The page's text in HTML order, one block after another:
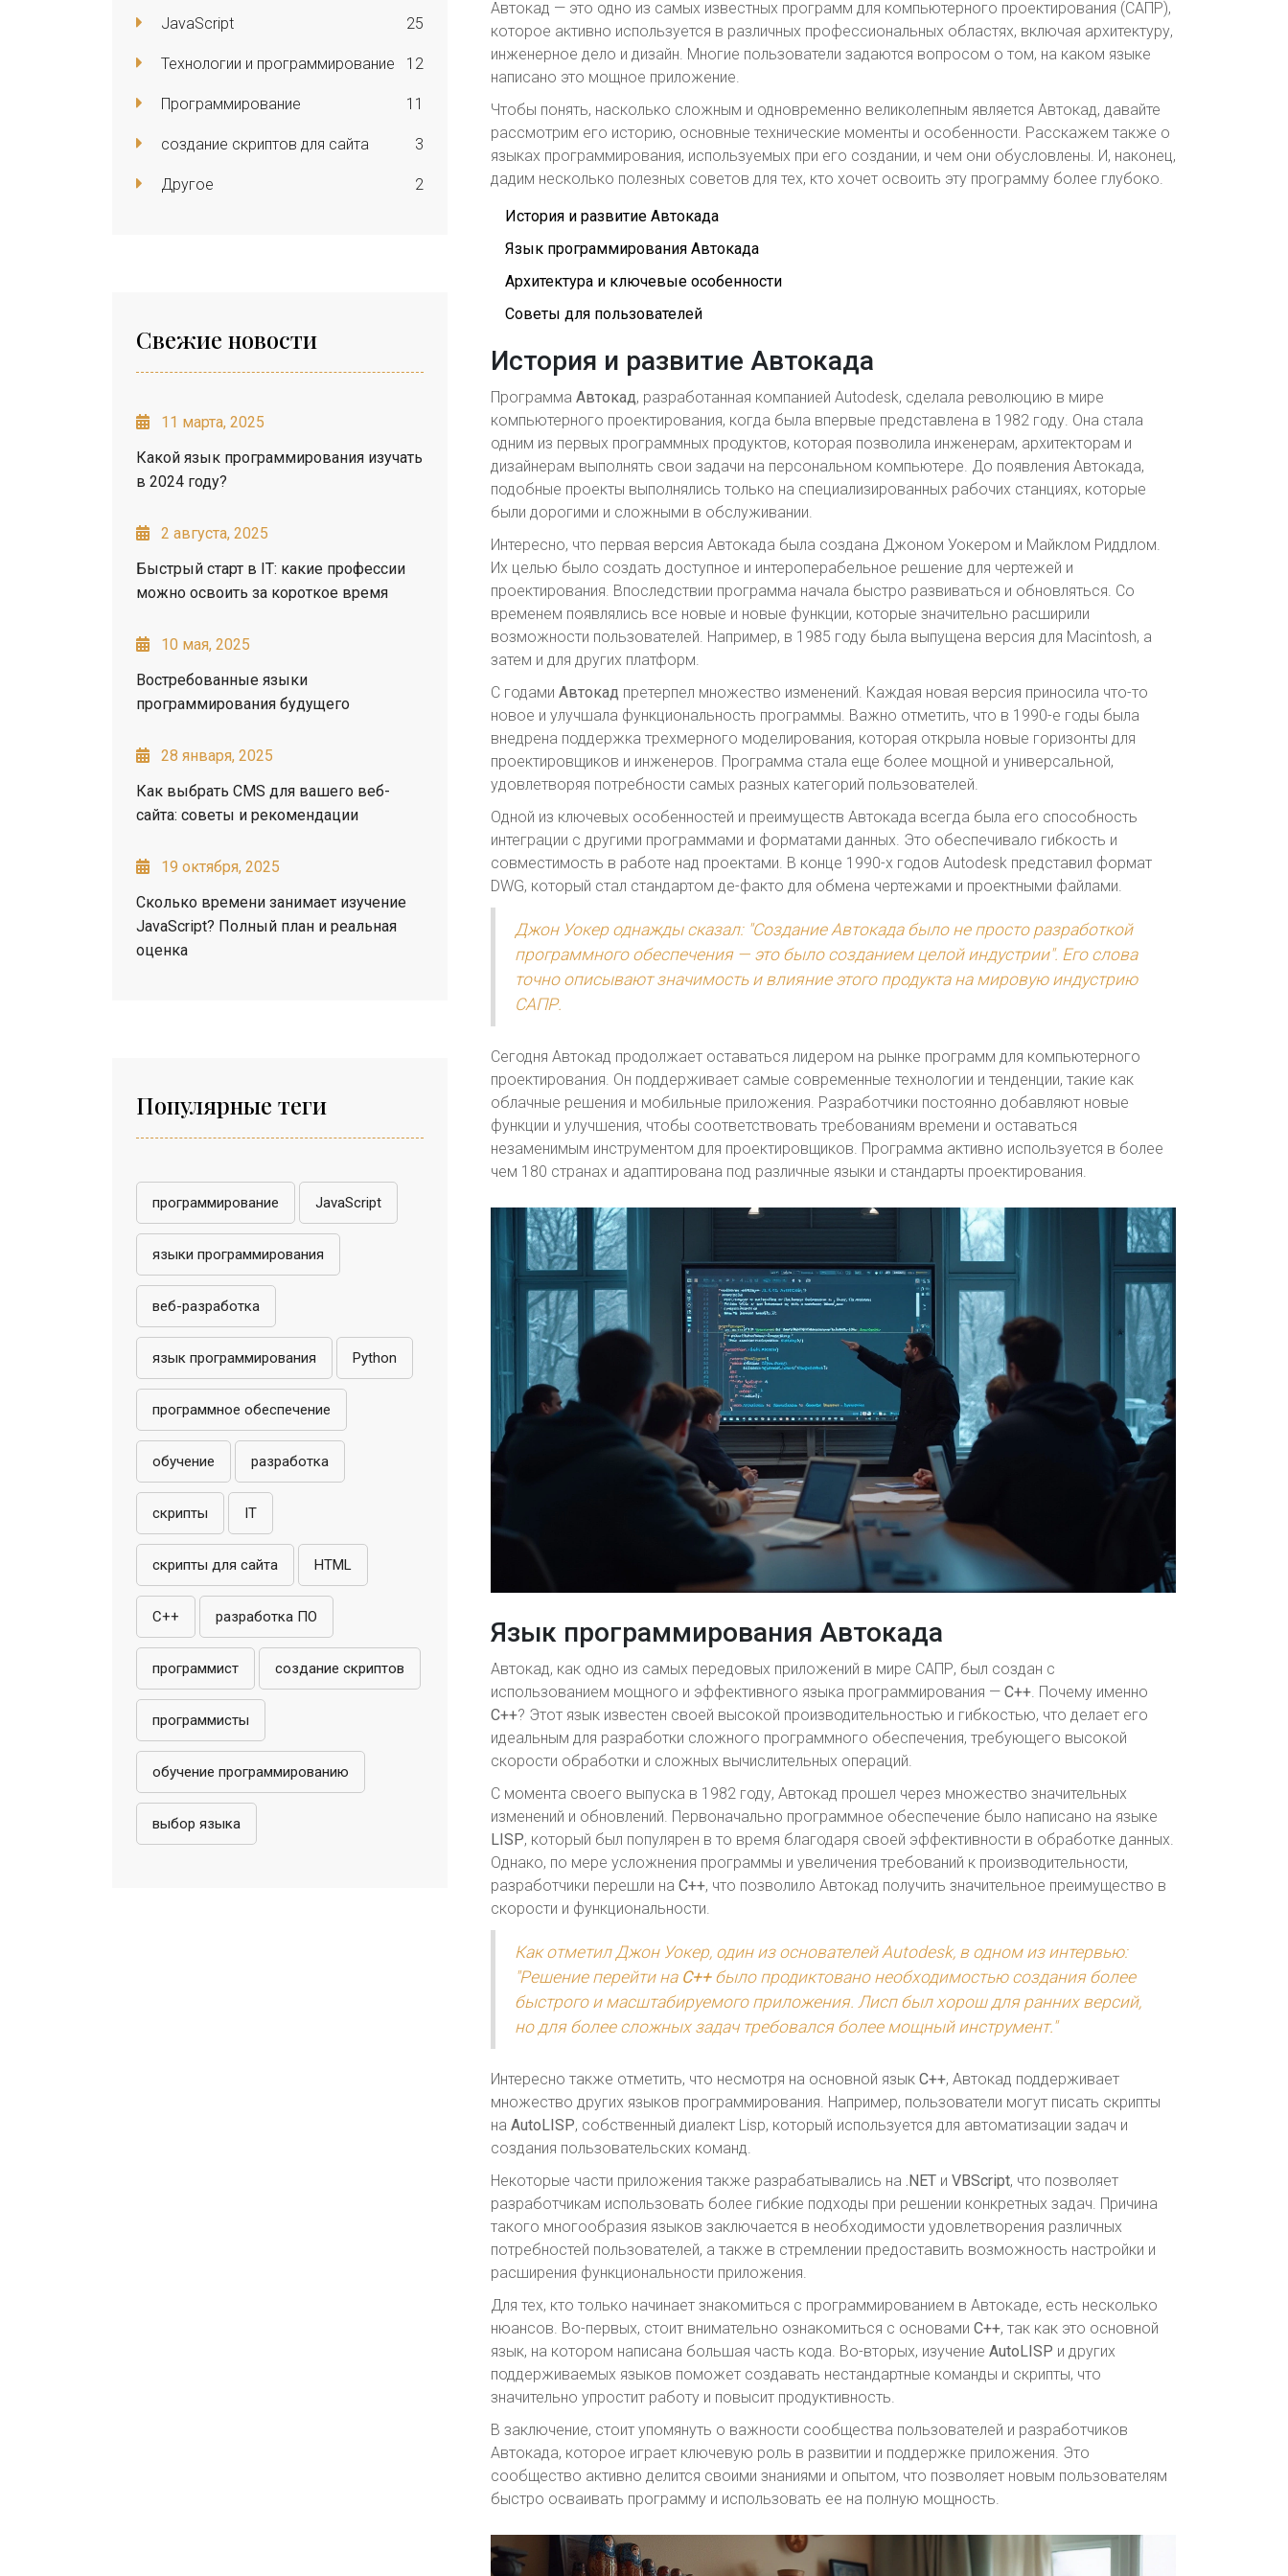
JavaScript 25
Технологии и программирование 12
Программирование 11
создание скриптов для сайта 3
Другое 2
Свежие новости
11 марта, 2025
Какой язык программирования изучать
в 2024 году?
2 августа, 2025
Быстрый старт в IT: какие профессии
можно освоить за короткое время
10 мая, 2025
Востребованные языки
программирования будущего
28 января, 2025
Как выбрать CMS для вашего веб-
сайта: советы и рекомендации
19 октября, 2025
Сколько времени занимает изучение
JavaScript? Полный план и реальная
оценка
Популярные теги
программирование JavaScript
языки программирования
веб-разработка
язык программирования Python
программное обеспечение
обучение разработка
скрипты IT
скрипты для сайта HTML
C++ разработка ПО
программист создание скриптов
программисты
обучение программированию
выбор языка
Автокад — это одно из самых известных программ для компьютерного проектирования (САПР),
которое активно используется в различных профессиональных областях, включая архитектуру,
инженерное дело и дизайн. Многие пользователи задаются вопросом о том, на каком языке
написано это мощное приложение.
Чтобы понять, насколько сложным и одновременно великолепным является Автокад, давайте
рассмотрим его историю, основные технические моменты и особенности. Расскажем также о
языках программирования, используемых при его создании, и чем они обусловлены. И, наконец,
дадим несколько полезных советов для тех, кто хочет освоить эту программу более глубоко.
История и развитие Автокада
Язык программирования Автокада
Архитектура и ключевые особенности
Советы для пользователей
История и развитие Автокада
Программа Автокад, разработанная компанией Autodesk, сделала революцию в мире
компьютерного проектирования, когда была впервые представлена в 1982 году. Она стала
одним из первых программных продуктов, которая позволила инженерам, архитекторам и
дизайнерам выполнять свои задачи на персональном компьютере. До появления Автокада,
подобные проекты выполнялись только на специализированных рабочих станциях, которые
были дорогими и сложными в обслуживании.
Интересно, что первая версия Автокада была создана Джоном Уокером и Майклом Риддлом.
Их целью было создать доступное и интероперабельное решение для чертежей и
проектирования. Впоследствии программа начала быстро развиваться и обновляться. Со
временем появлялись все новые и новые функции, которые значительно расширили
возможности пользователей. Например, в 1985 году была выпущена версия для Macintosh, а
затем и для других платформ.
С годами Автокад претерпел множество изменений. Каждая новая версия приносила что-то
новое и улучшала функциональность программы. Важно отметить, что в 1990-е годы была
внедрена поддержка трехмерного моделирования, которая открыла новые горизонты для
проектировщиков и инженеров. Программа стала еще более мощной и универсальной,
удовлетворяя потребности самых разных категорий пользователей.
Одной из ключевых особенностей и преимуществ Автокада всегда была его способность
интеграции с другими программами и форматами данных. Это обеспечивало гибкость и
совместимость в работе над проектами. В конце 1990-х годов Autodesk представил формат
DWG, который стал стандартом де-факто для обмена чертежами и проектными файлами.
Джон Уокер однажды сказал: "Создание Автокада было не просто разработкой
программного обеспечения — это было созданием целой индустрии". Его слова
точно описывают значимость и влияние этого продукта на мировую индустрию
САПР.
Сегодня Автокад продолжает оставаться лидером на рынке программ для компьютерного
проектирования. Он поддерживает самые современные технологии и тенденции, такие как
облачные решения и мобильные приложения. Разработчики постоянно добавляют новые
функции и улучшения, чтобы соответствовать требованиям времени и оставаться
незаменимым инструментом для проектировщиков. Программа активно используется в более
чем 180 странах и адаптирована под различные языки и стандарты проектирования.
Язык программирования Автокада
Автокад, как одно из самых передовых приложений в мире САПР, был создан с
использованием мощного и эффективного языка программирования — C++. Почему именно
C++? Этот язык известен своей высокой производительностью и гибкостью, что делает его
идеальным для разработки сложного программного обеспечения, требующего высокой
скорости обработки и сложных вычислительных операций.
С момента своего выпуска в 1982 году, Автокад прошел через множество значительных
изменений и обновлений. Первоначально программное обеспечение было написано на языке
LISP, который был популярен в то время благодаря своей эффективности в обработке данных.
Однако, по мере усложнения программы и увеличения требований к производительности,
разработчики перешли на C++, что позволило Автокад получить значительное преимущество в
скорости и функциональности.
Как отметил Джон Уокер, один из основателей Autodesk, в одном из интервью:
"Решение перейти на C++было продиктовано необходимостью создания более
быстрого и масштабируемого приложения. Лисп был хорош для ранних версий,
но для более сложных задач требовался более мощный инструмент."
Интересно также отметить, что несмотря на основной язык C++, Автокад поддерживает
множество других языков программирования. Например, пользователи могут писать скрипты
на AutoLISP, собственный диалект Lisp, который используется для автоматизации задач и
создания пользовательских команд.
Некоторые части приложения также разрабатывались на .NET и VBScript, что позволяет
разработчикам использовать более гибкие подходы при решении конкретных задач. Причина
такого многообразия языков заключается в необходимости удовлетворения различных
потребностей пользователей, а также в стремлении предоставить возможность настройки и
расширения функциональности приложения.
Для тех, кто только начинает знакомиться с программированием в Автокаде, есть несколько
нюансов. Во-первых, стоит внимательно ознакомиться с основами C++, так как это основной
язык, на котором написана большая часть кода. Во-вторых, изучение AutoLISP и других
поддерживаемых языков поможет создавать нестандартные команды и скрипты, что
значительно упростит работу и повысит продуктивность.
В заключение, стоит упомянуть о важности сообщества пользователей и разработчиков
Автокада, которое играет ключевую роль в развитии и поддержке приложения. Это
сообщество активно делится своими знаниями и опытом, что позволяет новым пользователям
быстро осваивать программу и использовать ее на полную мощность.